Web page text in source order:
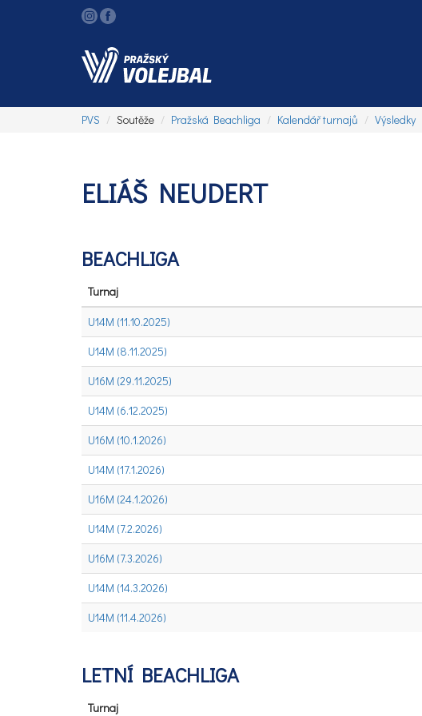
PVS Soutěže Pražská Beachliga Kalendář turnajů Výsledky
ELIÁŠ NEUDERT
BEACHLIGA
Turnaj
U14M (11.10.2025)
U14M (8.11.2025)
U16M (29.11.2025)
U14M (6.12.2025)
U16M (10.1.2026)
U14M (17.1.2026)
U16M (24.1.2026)
U14M (7.2.2026)
U16M (7.3.2026)
U14M (14.3.2026)
U14M (11.4.2026)
LETNÍ BEACHLIGA
Turnaj